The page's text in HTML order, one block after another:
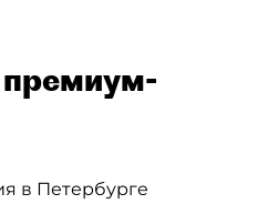
премиум-
в Петербурге